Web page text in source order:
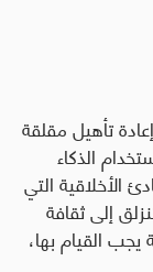
تأهيل مقلقة
الذكاء
الأخلاقية التي
إلى ثقافة
القيام بها،